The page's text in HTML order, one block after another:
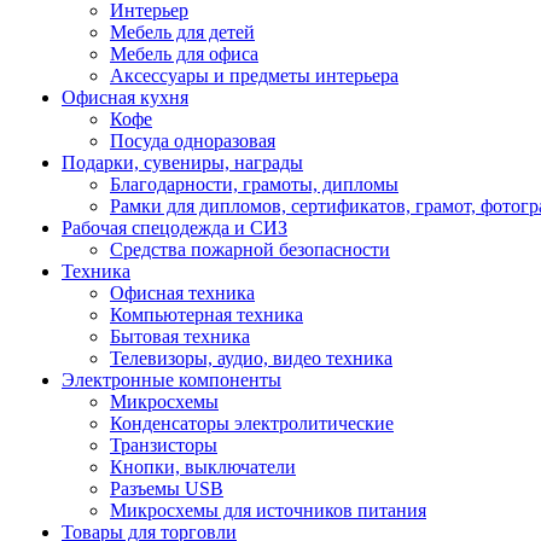
Интерьер
Мебель для детей
Мебель для офиса
Аксессуары и предметы интерьера
Офисная кухня
Кофе
Посуда одноразовая
Подарки, сувениры, награды
Благодарности, грамоты, дипломы
Рамки для дипломов, сертификатов, грамот,
Рабочая спецодежда и СИЗ
Средства пожарной безопасности
Техника
Офисная техника
Компьютерная техника
Бытовая техника
Телевизоры, аудио, видео техника
Электронные компоненты
Микросхемы
Конденсаторы электролитические
Транзисторы
Кнопки, выключатели
Разъемы USB
Микросхемы для источников питания
Товары для торговли